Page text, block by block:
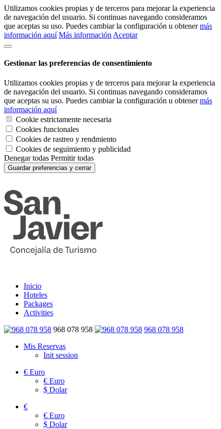
Utilizamos cookies propias y de terceros para mejorar la experiencia
de navegación del usuario. Si continuas navegando consideramos
que aceptas su uso. Puedes cambiar la configuración u obtenermás
información aquí Más información Aceptar
Gestionar las preferencias de consentimiento
Utilizamos cookies propias y de terceros para mejorar la experiencia
de navegación del usuario. Si continuas navegando consideramos
que aceptas su uso. Puedes cambiar la configuración u obtenermás
información aquí
Cookie estrictamente necesaria
Cookies funcionales
Cookies de rastreo y rendmiento
Cookies de seguimiento y publicidad
Denegar todas Permitir todas
Guardar preferencias y cerrar
Inicio
Hoteles
Packages
Activities
968 078 958
968 078 958
Mis Reservas
Init session
€ Euro
€ Euro
$ Dolar
€
€ Euro
$ Dolar